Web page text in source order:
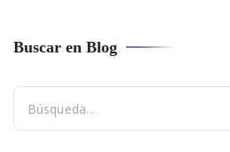
Buscar en Blog